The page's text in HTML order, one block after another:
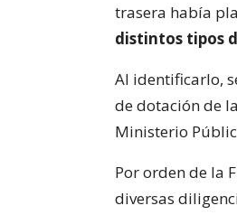
trasera había
distintos tipos
Al identificarlo,
de dotación de la
Ministerio
Por orden de la
diversas